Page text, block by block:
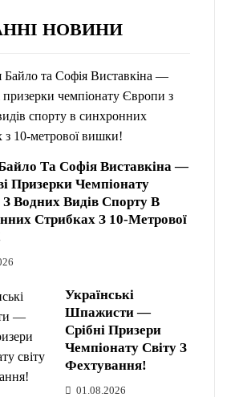
НОВИНИ
Та Софія Виставкіна —
Призерки Чемпіонату
Водних Видів Спорту В
Стрибках З 10-Метрової
Українські
Шпажисти —
Срібні Призери
Чемпіонату Світу З
Фехтування!
01.08.2026